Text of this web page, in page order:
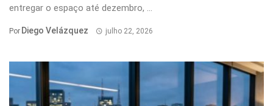
entregar o espaço até dezembro, ...
Por Diego Velázquez julho 22, 2026